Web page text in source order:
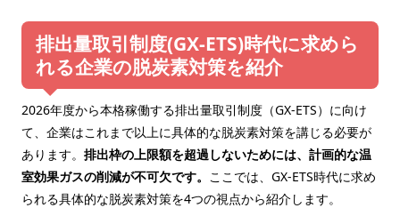
排出量取引制度(GX-ETS)時代に求めら
れる企業の脱炭素対策を紹介
2026年度から本格稼働する排出量取引制度（GX-ETS）に向け
て、企業はこれまで以上に具体的な脱炭素対策を講じる必要が
あります。 排出枠の上限額を超過しないためには、計画的な温
室効果ガスの削減が不可欠です。 ここでは、GX-ETS時代に求め
られる具体的な脱炭素対策を4つの視点から紹介します。